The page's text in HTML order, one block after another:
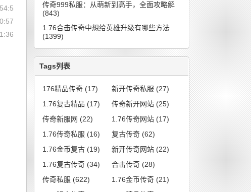
传奇999私服：从萌新到高手，全面攻略解
(843)
1.76合击传奇中想给英雄升级有哪些方法
(1399)
Tags列表
176精品传奇 (17) 新开传奇私服 (27)
1.76复古精品 (17) 传奇新开网站 (25)
传奇新服网 (22) 1.76传奇网站 (17)
1.76传奇私服 (16) 复古传奇 (62)
1.76金币复古 (19) 新开传奇网站 (22)
1.76复古传奇 (34) 合击传奇 (28)
传奇私服 (622) 1.76金币传奇 (21)